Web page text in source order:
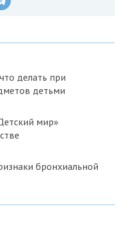
делать при
детьми
мир»
бронхиальной